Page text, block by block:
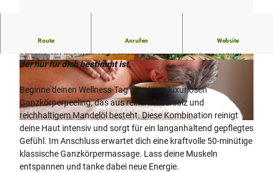
© CC-BY-SA
© Stadtwerke Herford GmbH, D. Ketz |
CC-BY-SA
© Stadtwerke Herford GmbH, D. Ketz |
Route Anrufen Website
H2O Herford
der nur für dich bestimmt ist.
Beginne deinen Wellness-Tag mit einem luxuriösen
Ganzkörperpeeling, das aus reinem Meersalz und
reichhaltigem Mandelöl besteht. Diese Kombination reinigt
deine Haut intensiv und sorgt für ein langanhaltend gepflegtes
Gefühl. Im Anschluss erwartet dich eine kraftvolle 50-minütige
klassische Ganzkörpermassage. Lass deine Muskeln
entspannen und tanke dabei neue Energie.